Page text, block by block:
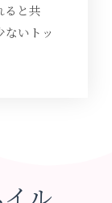
ると共
いトッ